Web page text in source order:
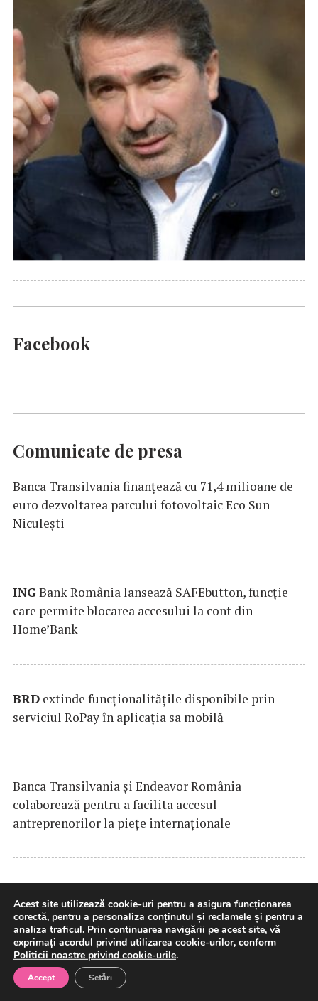
Facebook
Comunicate de presa
Banca Transilvania finanțează cu 71,4 milioane de
euro dezvoltarea parcului fotovoltaic Eco Sun
Niculești
INGBank România lansează SAFEbutton, funcţie
care permite blocarea accesului la cont din
Home’Bank
BRD extinde funcţionalităţile disponibile prin
serviciul RoPay în aplicaţia sa mobilă
Banca Transilvania şi Endeavor România
colaborează pentru a facilita accesul
antreprenorilor la pieţe internaţionale
în afara orelor de vârf
Finanțare de până la 61,6 milioane de euro:
Acest site utilizează cookie-uri pentru a asigura funcționarea
corectă, pentru a personaliza conținutul și reclamele și pentru a
analiza traficul. Prin continuarea navigării pe acest site, vă
exprimați acordul privind utilizarea cookie-urilor, conform
Politicii noastre privind cookie-urile.
Accept Setări